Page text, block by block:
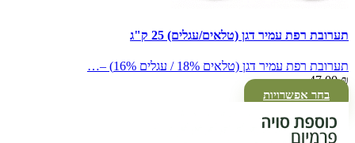
תערובת רפת עמיר דגן (טלאים/עגלים) 25 ק"ג
תערובת רפת עמיר דגן (טלאים 18% / עגלים 16%) –…
47.00₪
בחר אפשרויות